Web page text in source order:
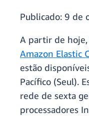
Publicado: 9 de
A partir de hoje,
Amazon Elastic
estão
Pacífico (Seul).
rede de sexta
processadores